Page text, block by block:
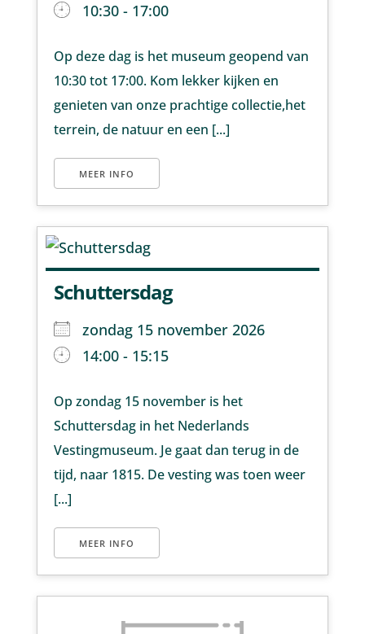
10:30 - 17:00
Op deze dag is het museum geopend van
10:30 tot 17:00. Kom lekker kijken en
genieten van onze prachtige collectie,het
terrein, de natuur en een [...]
MEER INFO
Schuttersdag
zondag 15 november 2026
14:00 - 15:15
Op zondag 15 november is het
Schuttersdag in het Nederlands
Vestingmuseum. Je gaat dan terug in de
tijd, naar 1815. De vesting was toen weer
[...]
MEER INFO